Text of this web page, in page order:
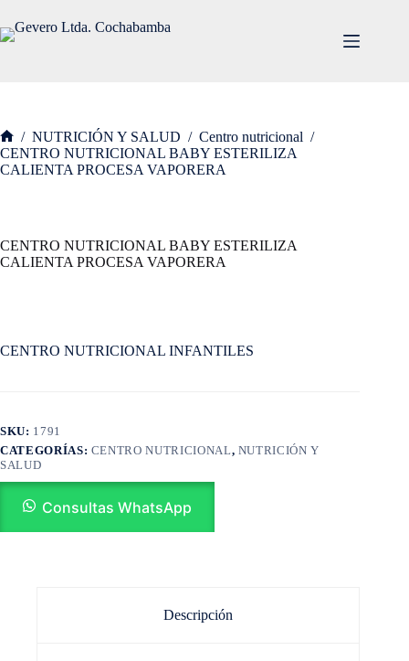
contenido
Inicio
/ NUTRICIÓN Y SALUD / Centro nutricional /
CENTRO NUTRICIONAL BABY ESTERILIZA
CALIENTA PROCESA VAPORERA
CENTRO NUTRICIONAL BABY ESTERILIZA
CALIENTA PROCESA VAPORERA
CENTRO NUTRICIONAL INFANTILES
SKU: 1791
CATEGORÍAS: CENTRO NUTRICIONAL, NUTRICIÓN Y
SALUD
Consultas WhatsApp
Descripción